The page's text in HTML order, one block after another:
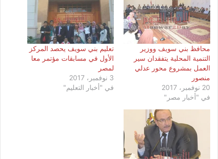
محافظ بني سويف ووزير
التنمية المحلية يتفقدان سير
العمل بمشروع محور عدلي
منصور
20 نوفمبر، 2017
في "أخبار مصر"
تعليم بني سويف يحصد المركز
الأول في مسابقات مؤتمر معا
لمصر
3 نوفمبر، 2017
في "أخبار التعليم"